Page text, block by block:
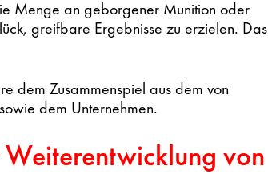
Menge an geborgener Munition oder
greifbare Ergebnisse zu erzielen. Das
dem Zusammenspiel aus dem von
dem Unternehmen.
von